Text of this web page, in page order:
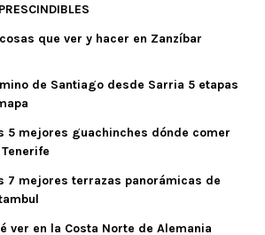
que ver y hacer en Zanzíbar
de Santiago desde Sarria 5 etapas
5 mejores guachinches dónde comer
7 mejores terrazas panorámicas de
ver en la Costa Norte de Alemania